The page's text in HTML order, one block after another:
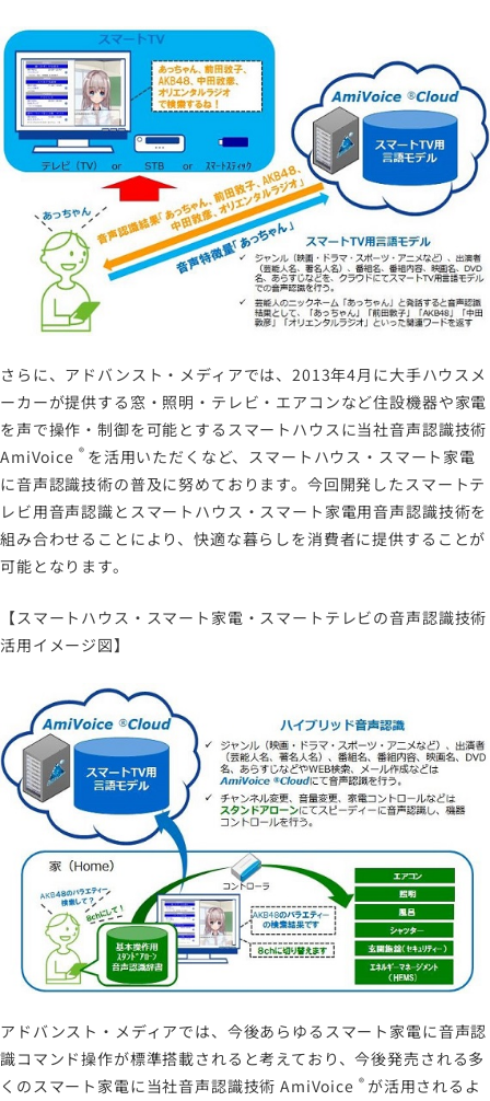
さらに、アドバンスト・メディアでは、2013年4月に大手ハウスメ
ーカーが提供する窓・照明・テレビ・エアコンなど住設機器や家電
を声で操作・制御を可能とするスマートハウスに当社音声認識技術
AmiVoice ® を活用いただくなど、スマートハウス・スマート家電
に音声認識技術の普及に努めております。今回開発したスマートテ
レビ用音声認識とスマートハウス・スマート家電用音声認識技術を
組み合わせることにより、快適な暮らしを消費者に提供することが
可能となります。
【スマートハウス・スマート家電・スマートテレビの音声認識技術
活用イメージ図】
アドバンスト・メディアでは、今後あらゆるスマート家電に音声認
識コマンド操作が標準搭載されると考えており、今後発売される多
くのスマート家電に当社音声認識技術AmiVoice ® が活用されるよ